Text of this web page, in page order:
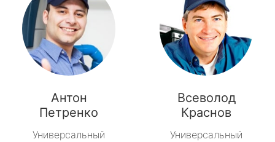
Антон
Петренко
Универсальный
Всеволод
Краснов
Универсальный